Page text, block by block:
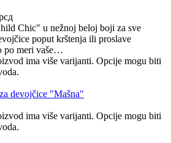
Chic" u nežnoj beloj boji za sve
poput krštenja ili proslave
po meri vaše…
ima više varijanti. Opcije mogu biti
ima više varijanti. Opcije mogu biti